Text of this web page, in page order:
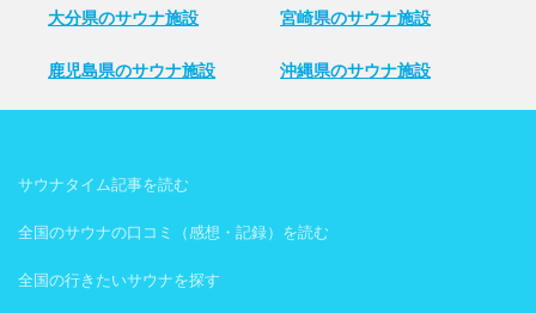
大分県のサウナ施設 宮崎県のサウナ施設
鹿児島県のサウナ施設 沖縄県のサウナ施設
サウナタイム記事を読む
全国のサウナの口コミ（感想・記録）を読む
全国の行きたいサウナを探す